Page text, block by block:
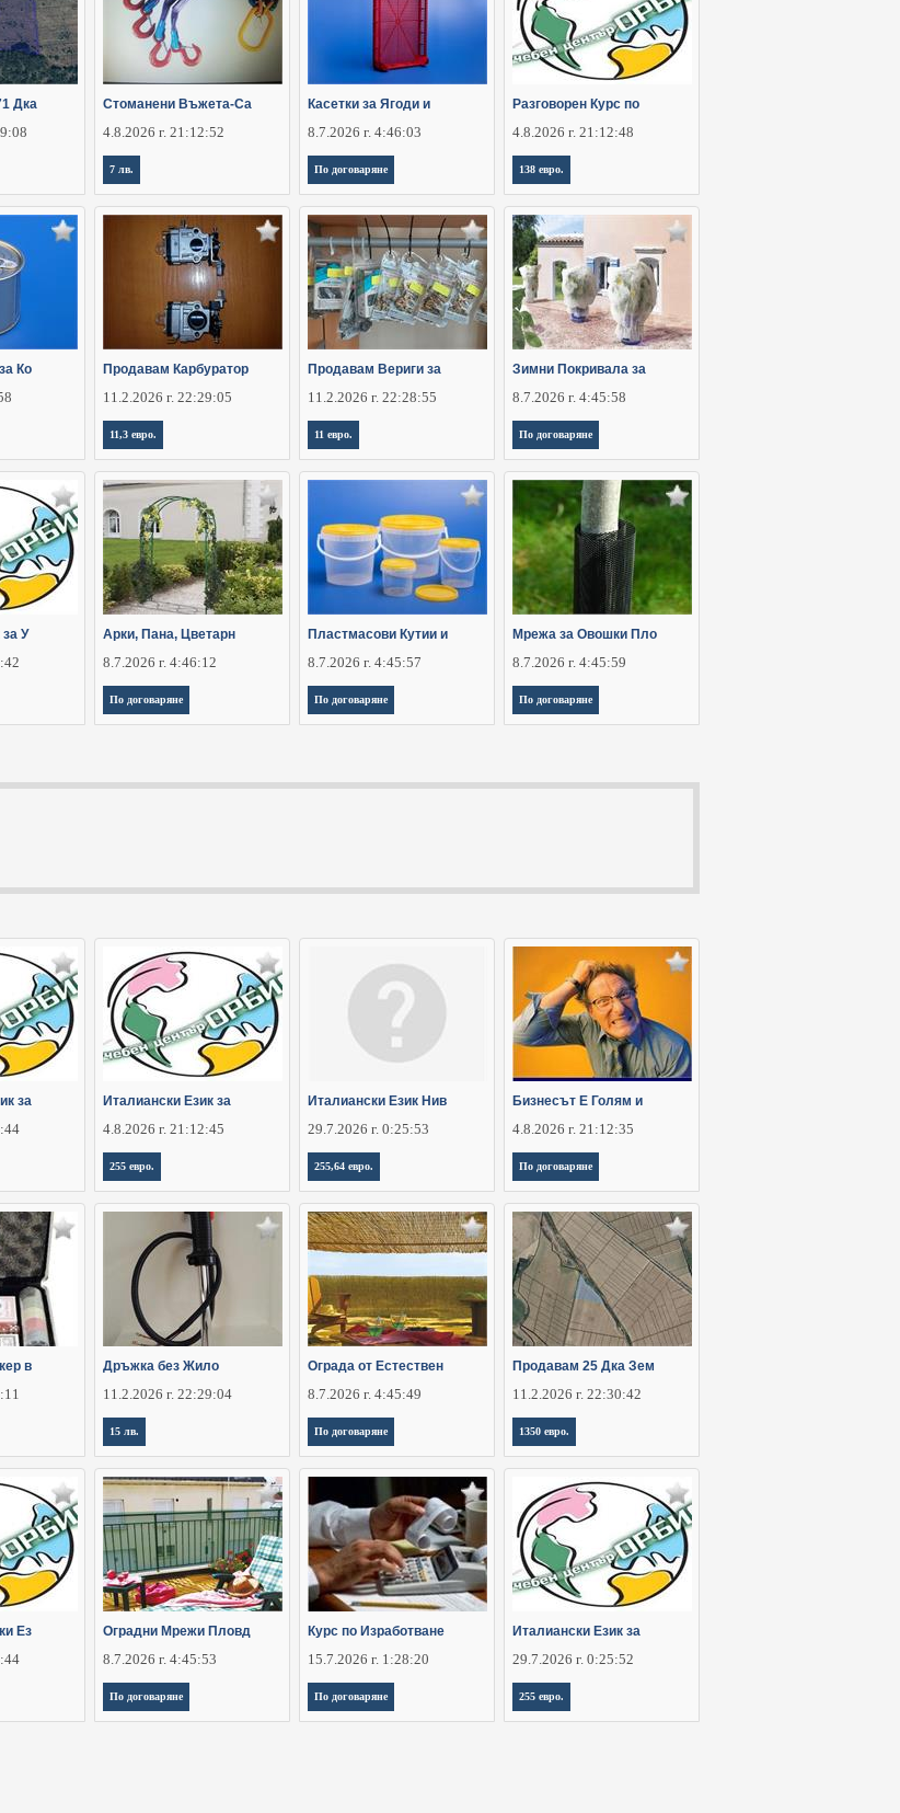
Дка Стоманени Въжета-Са
4.8.2026 г. 21:12:52
7 лв.
Касетки за Ягоди и
8.7.2026 г. 4:46:03
По договаряне
Разговорен Курс по
4.8.2026 г. 21:12:48
138 евро.
Ко Продавам Карбуратор
11.2.2026 г. 22:29:05
11,3 евро.
Продавам Вериги за
11.2.2026 г. 22:28:55
11 евро.
Зимни Покривала за
8.7.2026 г. 4:45:58
По договаряне
У Арки, Пана, Цветарн
8.7.2026 г. 4:46:12
По договаряне
Пластмасови Кутии и
8.7.2026 г. 4:45:57
По договаряне
Мрежа за Овошки Пло
8.7.2026 г. 4:45:59
По договаряне
за Италиански Език за
4.8.2026 г. 21:12:45
255 евро.
Италиански Език Нив
29.7.2026 г. 0:25:53
255,64 евро.
Бизнесът Е Голям и
4.8.2026 г. 21:12:35
По договаряне
в Дръжка без Жило
11.2.2026 г. 22:29:04
15 лв.
Ограда от Естествен
8.7.2026 г. 4:45:49
По договаряне
Продавам 25 Дка Зем
11.2.2026 г. 22:30:42
1350 евро.
Ез Оградни Мрежи Пловд
8.7.2026 г. 4:45:53
По договаряне
Курс по Изработване
15.7.2026 г. 1:28:20
По договаряне
Италиански Език за
29.7.2026 г. 0:25:52
255 евро.